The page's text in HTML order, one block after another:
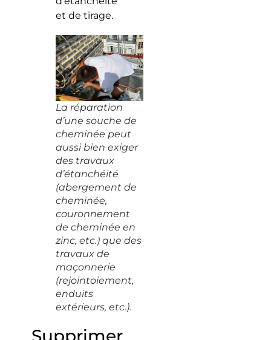
et de tirage.
La réparation
d’une souche de
cheminée peut
aussi bien exiger
des travaux
d’étanchéité
(abergement de
cheminée,
couronnement
de cheminée en
zinc, etc.) que des
travaux de
maçonnerie
(rejointoiement,
enduits
extérieurs, etc.).
Supprimer